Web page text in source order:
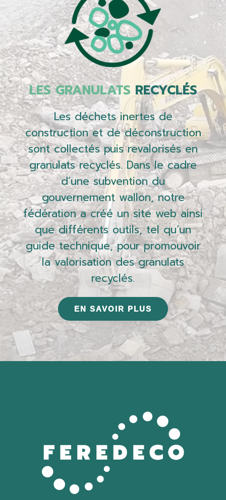
LES GRANULATS RECYCLÉS
Les déchets inertes de
construction et de déconstruction
sont collectés puis revalorisés en
granulats recyclés. Dans le cadre
d’une subvention du
gouvernement wallon, notre
fédération a créé un site web ainsi
que différents outils, tel qu’un
guide technique, pour promouvoir
la valorisation des granulats
recyclés.
EN SAVOIR PLUS